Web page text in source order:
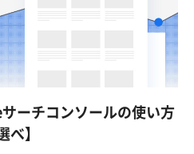
ーチコンソールの使い方
べ】